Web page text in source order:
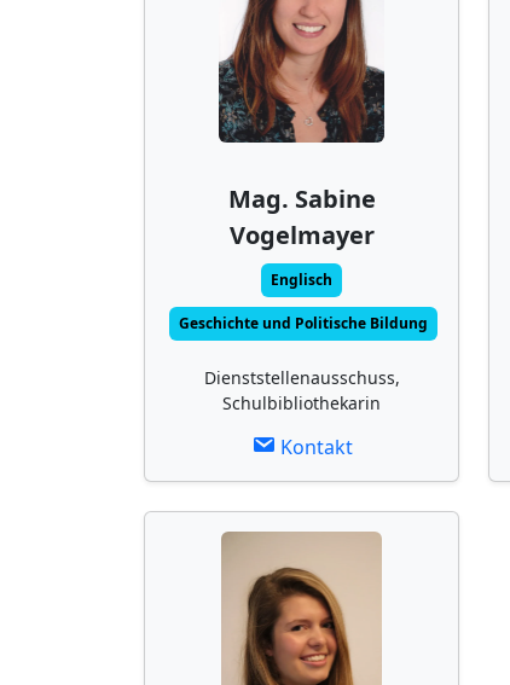
Mag. Sabine
Vogelmayer
Englisch
Geschichte und Politische Bildung
Dienststellenausschuss,
Schulbibliothekarin
Kontakt